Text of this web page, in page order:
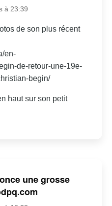
à 23:39
de son plus récent
en-
de-retour-une-19e-
begin/
haut sur son petit
une grosse